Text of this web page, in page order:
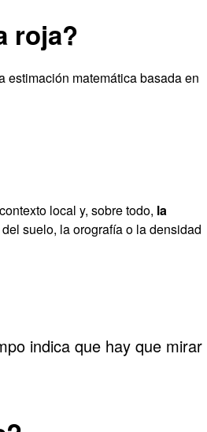
roja?
estimación matemática basada en
local y, sobre todo, la
suelo, la orografía o la densidad
indica que hay que mirar